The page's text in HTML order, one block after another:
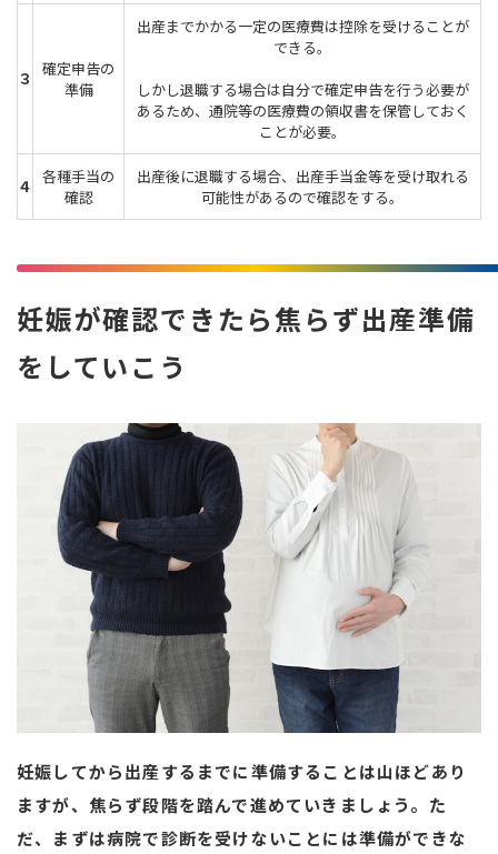
３
確定申告の
準備
出産までかかる一定の医療費は控除を受けることが
できる。
しかし退職する場合は自分で確定申告を行う必要が
あるため、通院等の医療費の領収書を保管しておく
ことが必要。
４ 各種手当の
確認
出産後に退職する場合、出産手当金等を受け取れる
可能性があるので確認をする。
妊娠が確認できたら焦らず出産準備
をしていこう
妊娠してから出産するまでに準備することは山ほどあり
ますが、焦らず段階を踏んで進めていきましょう。た
だ、まずは病院で診断を受けないことには準備ができな